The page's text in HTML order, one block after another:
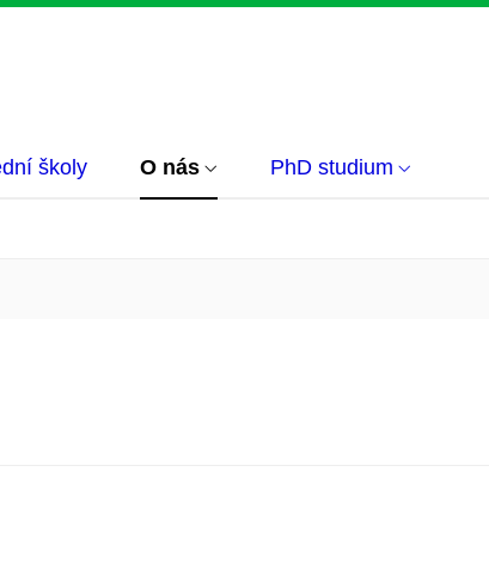
školy O nás PhD studium